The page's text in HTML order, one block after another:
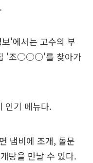
'에서는 고수의 부
집 '조○○○'를 찾아가
기 메뉴다.
냄비에 조개, 돌문
탕을 만날 수 있다.